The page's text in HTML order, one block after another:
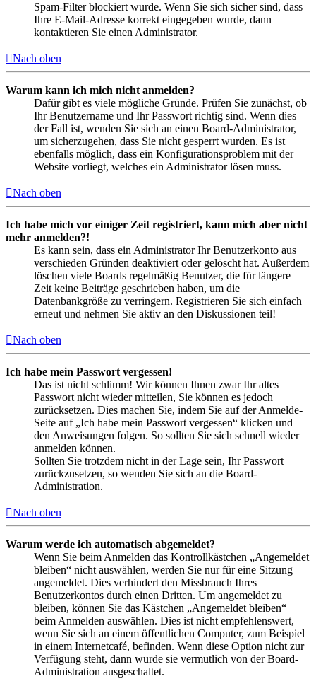
Spam-Filter blockiert wurde. Wenn Sie sich sicher sind, dass
Ihre E-Mail-Adresse korrekt eingegeben wurde, dann
kontaktieren Sie einen Administrator.
Nach oben
Warum kann ich mich nicht anmelden?
Dafür gibt es viele mögliche Gründe. Prüfen Sie zunächst, ob
Ihr Benutzername und Ihr Passwort richtig sind. Wenn dies
der Fall ist, wenden Sie sich an einen Board-Administrator,
um sicherzugehen, dass Sie nicht gesperrt wurden. Es ist
ebenfalls möglich, dass ein Konfigurationsproblem mit der
Website vorliegt, welches ein Administrator lösen muss.
Nach oben
Ich habe mich vor einiger Zeit registriert, kann mich aber nicht
mehr anmelden?!
Es kann sein, dass ein Administrator Ihr Benutzerkonto aus
verschieden Gründen deaktiviert oder gelöscht hat. Außerdem
löschen viele Boards regelmäßig Benutzer, die für längere
Zeit keine Beiträge geschrieben haben, um die
Datenbankgröße zu verringern. Registrieren Sie sich einfach
erneut und nehmen Sie aktiv an den Diskussionen teil!
Nach oben
Ich habe mein Passwort vergessen!
Das ist nicht schlimm! Wir können Ihnen zwar Ihr altes
Passwort nicht wieder mitteilen, Sie können es jedoch
zurücksetzen. Dies machen Sie, indem Sie auf der Anmelde-
Seite auf „Ich habe mein Passwort vergessen“ klicken und
den Anweisungen folgen. So sollten Sie sich schnell wieder
anmelden können.
Sollten Sie trotzdem nicht in der Lage sein, Ihr Passwort
zurückzusetzen, so wenden Sie sich an die Board-
Administration.
Nach oben
Warum werde ich automatisch abgemeldet?
Wenn Sie beim Anmelden das Kontrollkästchen „Angemeldet
bleiben“ nicht auswählen, werden Sie nur für eine Sitzung
angemeldet. Dies verhindert den Missbrauch Ihres
Benutzerkontos durch einen Dritten. Um angemeldet zu
bleiben, können Sie das Kästchen „Angemeldet bleiben“
beim Anmelden auswählen. Dies ist nicht empfehlenswert,
wenn Sie sich an einem öffentlichen Computer, zum Beispiel
in einem Internetcafé, befinden. Wenn diese Option nicht zur
Verfügung steht, dann wurde sie vermutlich von der Board-
Administration ausgeschaltet.